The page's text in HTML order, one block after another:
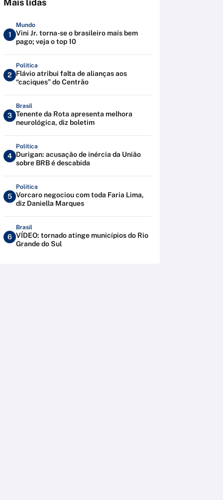
Mais lidas
1
Mundo
Vini Jr. torna-se o brasileiro mais bem
pago; veja o top 10
2
Política
Flávio atribui falta de alianças aos
“caciques” do Centrão
3
Brasil
Tenente da Rota apresenta melhora
neurológica, diz boletim
4
Política
Durigan: acusação de inércia da União
sobre BRB é descabida
5
Política
Vorcaro negociou com toda Faria Lima,
diz Daniella Marques
6
Brasil
VÍDEO: tornado atinge municípios do Rio
Grande do Sul